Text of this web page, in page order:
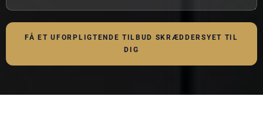
FÅ ET UFORPLIGTENDE TILBUD SKRÆDDERSYET TIL
DIG